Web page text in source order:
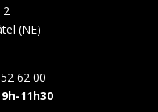
2
(NE)
62 00
11h30